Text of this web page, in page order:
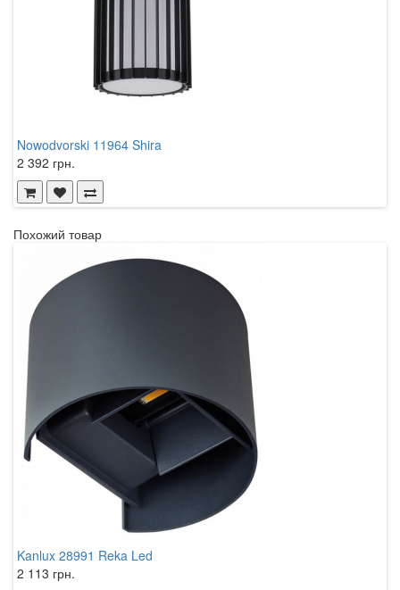
Nowodvorski 11964 Shira
2 392 грн.
Похожий товар
Kanlux 28991 Reka Led
2 113 грн.